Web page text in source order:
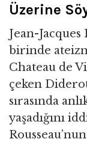
Üzerine
Jean-
birinde
Chateau de
çeken
sırasında
yaşadığını